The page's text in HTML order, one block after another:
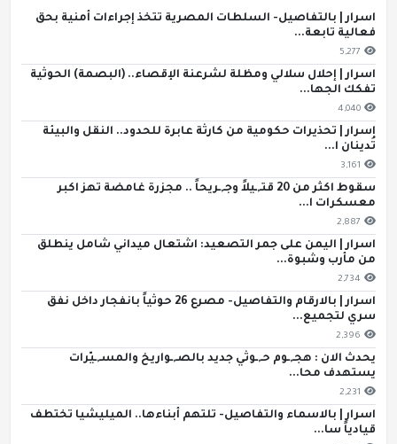
اسرار | بالتفاصيل- السلطات المصرية تتخذ إجراءات أمنية بحق
فعالية تابعة...
5,277
اسرار | إحلال سلالي ومظلة لشرعنة الإقصاء.. (البصمة) الحوثية
تفكك الجها...
4,040
اسرار | تحذيرات حكومية من كارثة عابرة للحدود.. النقل والبيئة
تُدينان ا...
3,161
سقوط اكثر من 20 قتـ,ـيلاً وجـ,ـريحاً .. مجزرة غامضة تهز اكبر
معسكرات ا...
2,887
اسرار | اليمن على جمر التصعيد: اشتعال ميداني شامل ينطلق
من مأرب وشبوة...
2,734
اسرار | بالارقام والتفاصيل- مصرع 26 حوثياً بانفجار داخل نفق
سري لتجميع...
2,396
يحدث الان : هجـ,ـوم حـ,ـوثي جديد بالصـ,ـواريخ والمسـ,ـيّرات
يستهدف محا...
2,231
اسرار | بالاسماء والتفاصيل- تلتهم أبناءها.. الميليشيا تختطف
قيادياً سا...